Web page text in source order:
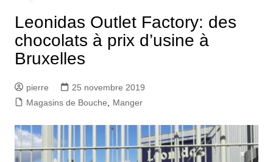
Leonidas Outlet Factory: des
chocolats à prix d’usine à
Bruxelles
pierre
25 novembre 2019
Magasins de Bouche
Manger